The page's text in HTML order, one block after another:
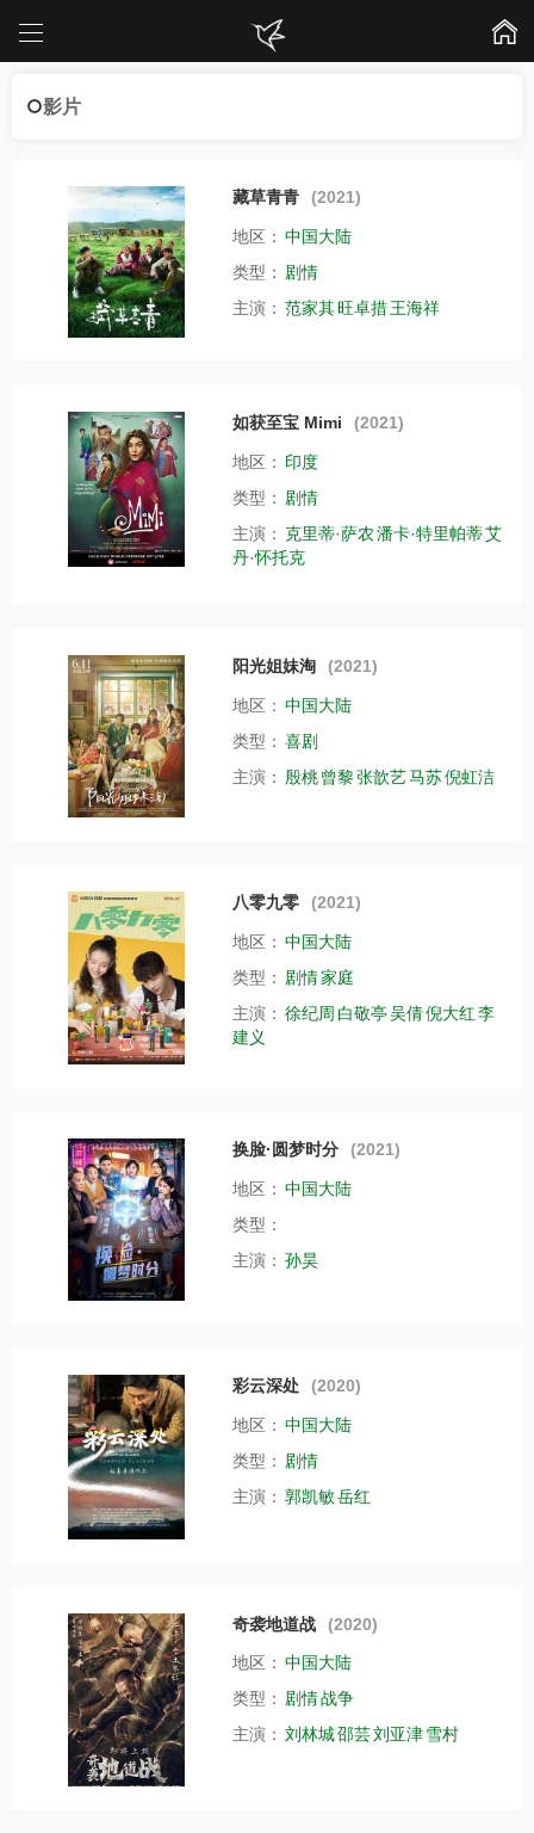
影片
藏草青青 (2021)
地区： 中国大陆
类型： 剧情
主演： 范家其旺卓措王海祥
如获至宝 Mimi (2021)
地区： 印度
类型： 剧情
主演： 克里蒂·萨农潘卡·特里帕蒂艾
丹·怀托克
阳光姐妹淘 (2021)
地区： 中国大陆
类型： 喜剧
主演： 殷桃曾黎张歆艺马苏倪虹洁
八零九零 (2021)
地区： 中国大陆
类型： 剧情家庭
主演： 徐纪周 白敬亭吴倩倪大红李
建义
换脸·圆梦时分 (2021)
地区： 中国大陆
类型：
主演： 孙昊
彩云深处 (2020)
地区： 中国大陆
类型： 剧情
主演： 郭凯敏岳红
奇袭地道战 (2020)
地区： 中国大陆
类型： 剧情战争
主演： 刘林城邵芸刘亚津雪村